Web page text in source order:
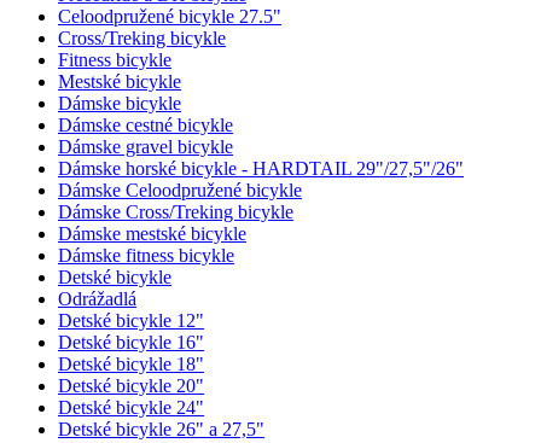
Celoodpružené bicykle 27.5"
Cross/Treking bicykle
Fitness bicykle
Mestské bicykle
Dámske bicykle
Dámske cestné bicykle
Dámske gravel bicykle
Dámske horské bicykle - HARDTAIL 29"/27,5"/26"
Dámske Celoodpružené bicykle
Dámske Cross/Treking bicykle
Dámske mestské bicykle
Dámske fitness bicykle
Detské bicykle
Odrážadlá
Detské bicykle 12"
Detské bicykle 16"
Detské bicykle 18"
Detské bicykle 20"
Detské bicykle 24"
Detské bicykle 26" a 27,5"